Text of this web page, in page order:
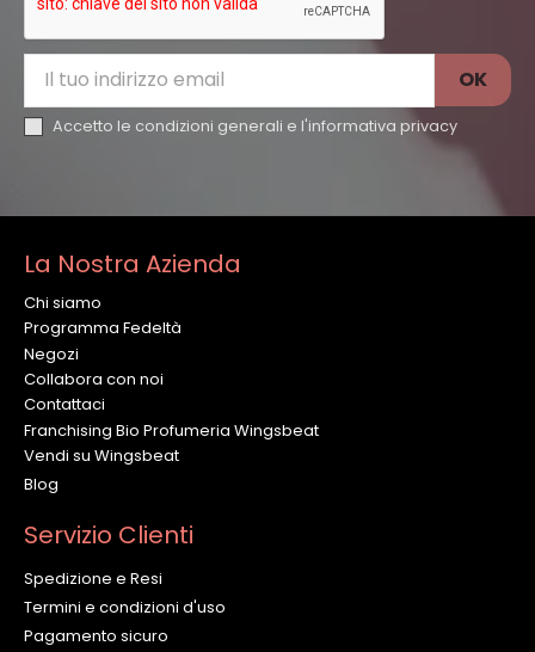
Accetto le condizioni generali e l'informativa privacy
La Nostra Azienda
Chi siamo
Programma Fedeltà
Negozi
Collabora con noi
Contattaci
Franchising Bio Profumeria Wingsbeat
Vendi su Wingsbeat
Blog
Servizio Clienti
Spedizione e Resi
Termini e condizioni d'uso
Pagamento sicuro